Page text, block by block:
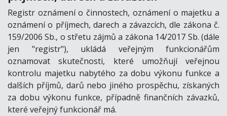
Registr oznámení o činnostech, oznámení o majetku a
oznámení o příjmech, darech a závazcích, dle zákona č.
159/2006 Sb., o střetu zájmů a zákona 14/2017 Sb. (dále
jen "registr"), ukládá veřejným funkcionářům
oznamovat skutečnosti, které umožňují veřejnou
kontrolu majetku nabytého za dobu výkonu funkce a
dalších příjmů, darů nebo jiného prospěchu, získaných
za dobu výkonu funkce, případně finančních závazků,
které veřejný funkcionář má.